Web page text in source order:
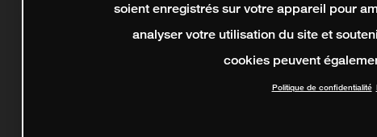
soient enregistrés sur votre appareil pour
analyser votre utilisation du site et
cookies peuvent
Politique de confidentialité